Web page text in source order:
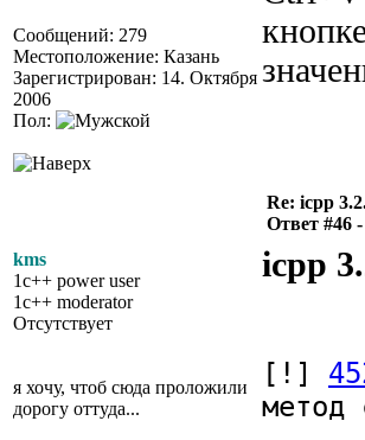
Сообщений: 279
Местоположение: Казань
Зарегистрирован: 14. Октября
2006
Пол:
kms
1c++ power user
1c++ moderator
Отсутствует
я хочу, чтоб сюда проложили
дорогу оттуда...
Re: icpp
Ответ #46 -
icpp
[!]
метод